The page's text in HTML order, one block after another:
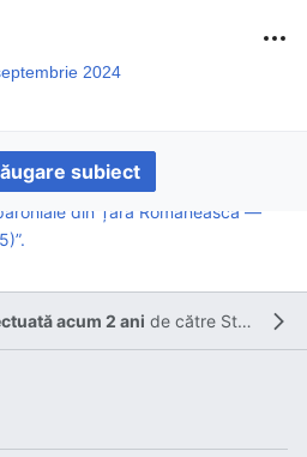
2024
subiect
din Țara Românească —
acum 2 ani de către Stratocaster